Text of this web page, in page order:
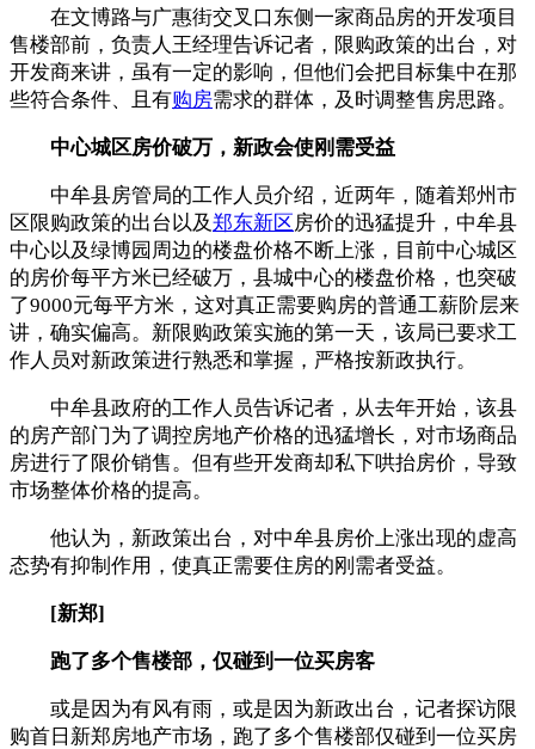
在文博路与广惠街交叉口东侧一家商品房的开发项目
售楼部前，负责人王经理告诉记者，限购政策的出台，对
开发商来讲，虽有一定的影响，但他们会把目标集中在那
些符合条件、且有购房需求的群体，及时调整售房思路。
中心城区房价破万，新政会使刚需受益
中牟县房管局的工作人员介绍，近两年，随着郑州市
区限购政策的出台以及郑东新区房价的迅猛提升，中牟县
中心以及绿博园周边的楼盘价格不断上涨，目前中心城区
的房价每平方米已经破万，县城中心的楼盘价格，也突破
了9000元每平方米，这对真正需要购房的普通工薪阶层来
讲，确实偏高。新限购政策实施的第一天，该局已要求工
作人员对新政策进行熟悉和掌握，严格按新政执行。
中牟县政府的工作人员告诉记者，从去年开始，该县
的房产部门为了调控房地产价格的迅猛增长，对市场商品
房进行了限价销售。但有些开发商却私下哄抬房价，导致
市场整体价格的提高。
他认为，新政策出台，对中牟县房价上涨出现的虚高
态势有抑制作用，使真正需要住房的刚需者受益。
[新郑]
跑了多个售楼部，仅碰到一位买房客
或是因为有风有雨，或是因为新政出台，记者探访限
购首日新郑房地产市场，跑了多个售楼部仅碰到一位买房